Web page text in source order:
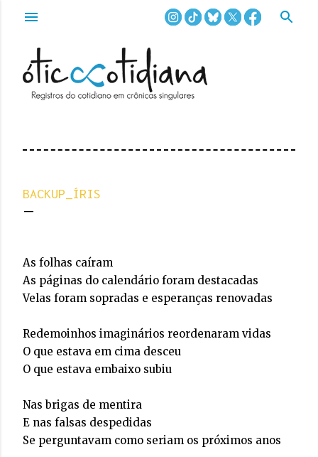
Pular para o conteúdo principal
BACKUP_ÍRIS
As folhas caíram
As páginas do calendário foram destacadas
Velas foram sopradas e esperanças renovadas
Redemoinhos imaginários reordenaram vidas
O que estava em cima desceu
O que estava embaixo subiu
Nas brigas de mentira
E nas falsas despedidas
Se perguntavam como seriam os próximos anos